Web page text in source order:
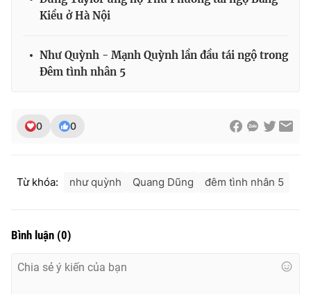
Kiều ở Hà Nội
Như Quỳnh - Mạnh Quỳnh lần đầu tái ngộ trong
Đêm tình nhân 5
0 0
Từ khóa: như quỳnh Quang Dũng đêm tình nhân 5
Bình luận (0)